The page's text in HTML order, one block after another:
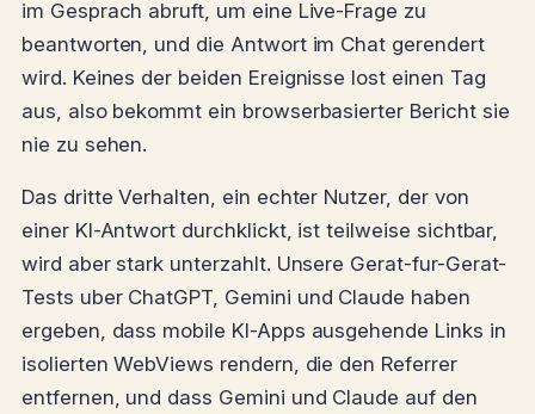
im Gesprach abruft, um eine Live-Frage zu
beantworten, und die Antwort im Chat gerendert
wird. Keines der beiden Ereignisse lost einen Tag
aus, also bekommt ein browserbasierter Bericht sie
nie zu sehen.
Das dritte Verhalten, ein echter Nutzer, der von
einer KI-Antwort durchklickt, ist teilweise sichtbar,
wird aber stark unterzahlt. Unsere Gerat-fur-Gerat-
Tests uber ChatGPT, Gemini und Claude haben
ergeben, dass mobile KI-Apps ausgehende Links in
isolierten WebViews rendern, die den Referrer
entfernen, und dass Gemini und Claude auf den